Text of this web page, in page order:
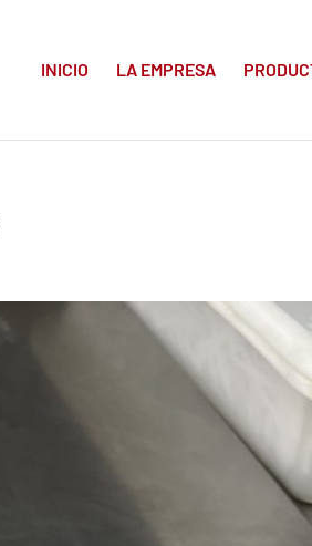
INICIO LA EMPRESA